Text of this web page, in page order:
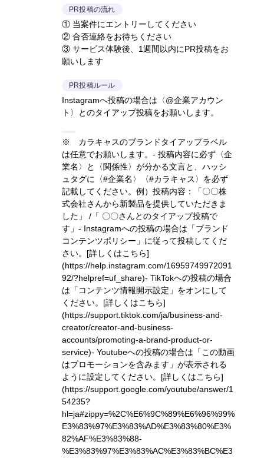
PR投稿の流れ
① 当案件にエントリーしてください
② 合否連絡をお待ちください
③ サービス体験後、1週間以内にPR投稿をお
願いします
PR投稿ルール
Instagramへ投稿の場合は〈@企業アカウン
ト〉とのタイアップ投稿をお願いします。
※ カラキャスのブランドタイアップラベル
は任意でお願いします。- 投稿内容に必ず〈企
業名〉と〈関係性〉が分かる文言と、ハッシ
ュタグに〈#企業名〉〈#カラキャス〉を必ず
記載してください。 例）投稿内容：「〇〇株
式会社さんから新製品を提供していただきま
した」 /「 〇〇さんとのタイアップ投稿で
す」 - Instagramへの投稿の場合は「ブランド
コンテンツポリシー」に従って投稿してくだ
さい。 [詳しくはこちら]
(https://help.instagram.com/16959749972091
92/?helpref=uf_share)- TikTokへの投稿の場合
は「コンテンツ情報開示設定」をオンにして
ください。 [詳しくはこちら]
(https://support.tiktok.com/ja/business-and-
creator/creator-and-business-
accounts/promoting-a-brand-product-or-
service)- Youtubeへの投稿の場合は「この動画
はプロモーションを含みます」が表示される
ように設定してください。 [詳しくはこちら]
(https://support.google.com/youtube/answer/1
54235?
hl=ja#zippy=%2C%E6%9C%89%E6%96%99%
E3%83%97%E3%83%AD%E3%83%80%E3%
82%AF%E3%83%88-
%E3%83%97%E3%83%AC%E3%83%BC%E3